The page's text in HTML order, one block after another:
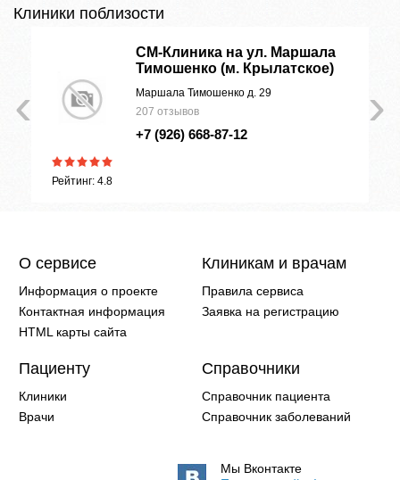
Клиники поблизости
›
‹
Рейтинг: 4.8
СМ-Клиника на ул. Маршала
Тимошенко (м. Крылатское)
Маршала Тимошенко д. 29
207 отзывов
+7 (926) 668-87-12
О сервисе
Информация о проекте
Контактная информация
HTML карты сайта
Клиникам и врачам
Правила сервиса
Заявка на регистрацию
Пациенту
Клиники
Врачи
Справочники
Справочник пациента
Справочник заболеваний
Мы Вконтакте